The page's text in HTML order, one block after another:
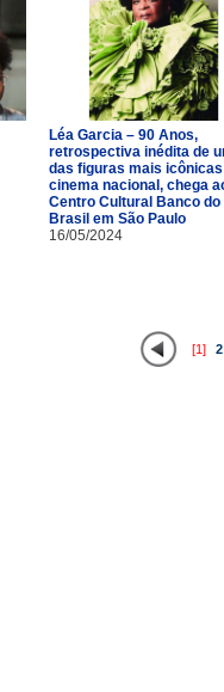
Léa Garcia – 90 Anos,
retrospectiva inédita de
das figuras mais
cinema nacional, chega
Centro Cultural Banco do
Brasil em São Paulo
16/05/2024
[1] 2